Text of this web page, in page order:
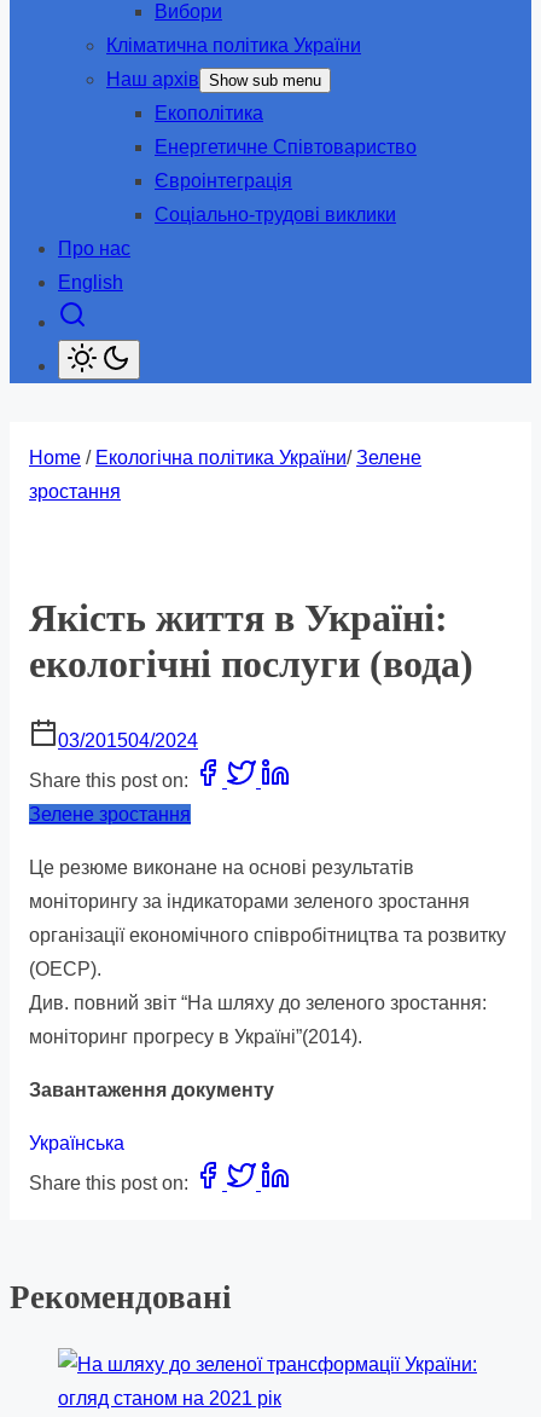
Вибори
Кліматична політика України
Наш архів Show sub menu
Екополітика
Енергетичне Співтовариство
Євроінтеграція
Соціально-трудові виклики
Про нас
English
Home / Екологічна політика України/Зелене
зростання
Якість життя в Україні:
екологічні послуги (вода)
03/201504/2024
Share this post on:
Зелене зростання
Це резюме виконане на основі результатів
моніторингу за індикаторами зеленого зростання
організації економічного співробітництва та розвитку
(ОЕСР).
Див. повний звіт “На шляху до зеленого зростання:
моніторинг прогресу в Україні”(2014).
Завантаження документу
Українська
Share this post on:
Рекомендовані